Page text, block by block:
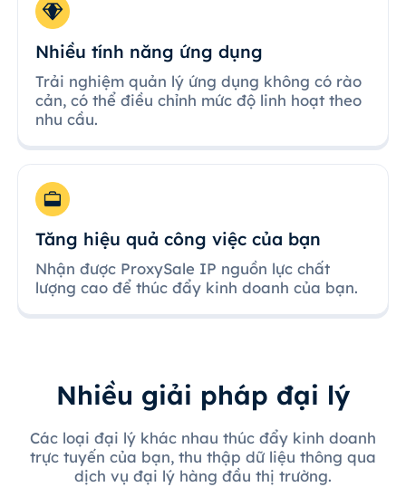
Nhiều tính năng ứng dụng
Trải nghiệm quản lý ứng dụng không có rào
cản, có thể điều chỉnh mức độ linh hoạt theo
nhu cầu.
Tăng hiệu quả công việc của bạn
Nhận được ProxySale IP nguồn lực chất
lượng cao để thúc đẩy kinh doanh của bạn.
Nhiều giải pháp đại lý
Các loại đại lý khác nhau thúc đẩy kinh doanh
trực tuyến của bạn, thu thập dữ liệu thông qua
dịch vụ đại lý hàng đầu thị trường.